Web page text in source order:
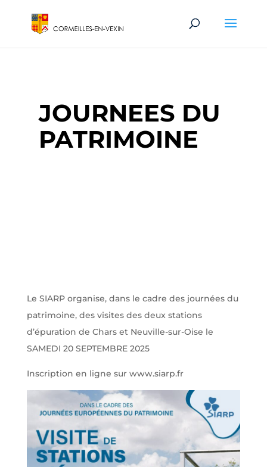
JOURNEES DU
PATRIMOINE
Le SIARP organise, dans le cadre des journées du
patrimoine, des visites des deux stations
d’épuration de Chars et Neuville-sur-Oise le
SAMEDI 20 SEPTEMBRE 2025
Inscription en ligne sur www.siarp.fr